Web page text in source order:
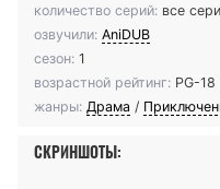
количество серий: все
озвучили: AniDUB
сезон: 1
возрастной рейтинг: PG-18
жанры: Драма /
СКРИНШОТЫ: